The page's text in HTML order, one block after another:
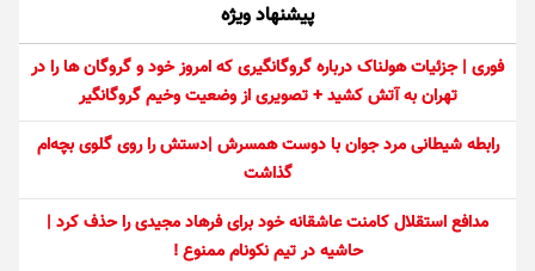
پیشنهاد ویژه
فوری | جزئیات هولناک درباره گروگانگیری که امروز خود و گروگان ها را در
تهران به آتش کشید + تصویری از وضعیت وخیم گروگانگیر
رابطه شیطانی مرد جوان با دوست همسرش |دستش را روی گلوی بچه‌ام
گذاشت
مدافع استقلال کامنت عاشقانه خود برای فرهاد مجیدی را حذف کرد |
حاشیه در تیم نکونام ممنوع !